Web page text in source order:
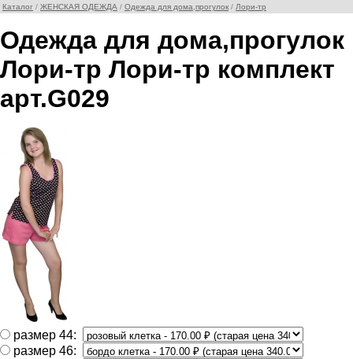
Каталог / ЖЕНСКАЯ ОДЕЖДА / Одежда для дома,прогулок / Лори-тр
Одежда для дома,прогулок
Лори-тр Лори-тр комплект
арт.G029
размер 44:
размер 46: